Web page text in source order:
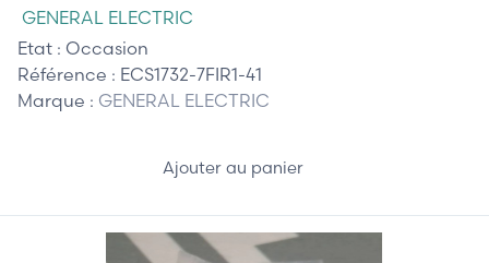
GENERAL ELECTRIC
Etat : Occasion
Référence : ECS1732-7FIR1-41
Marque : GENERAL ELECTRIC
Ajouter au panier